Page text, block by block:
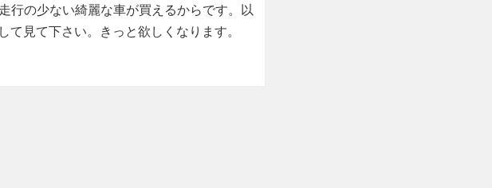
行の少ない綺麗な車が買えるからです。以
見て下さい。きっと欲しくなります。